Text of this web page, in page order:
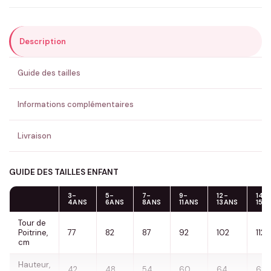
ENVOYER MA DEMANDE ✨
💚 Retour sous 24-48h🇫🇷 Flocage en France✅ Validation avant fabrication
Description
Guide des tailles
Informations complémentaires
Livraison
GUIDE DES TAILLES ENFANT
3-
4ANS
5-
6ANS
7-
8ANS
9-
11ANS
12-
13ANS
14-
Tour de
Poitrine,
cm
77 82 87 92 102 112
Hauteur,